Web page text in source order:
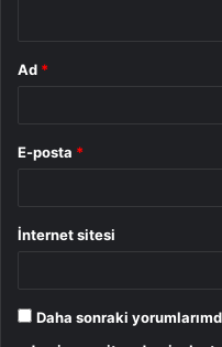
Ad *
E-posta *
İnternet sitesi
Daha sonraki